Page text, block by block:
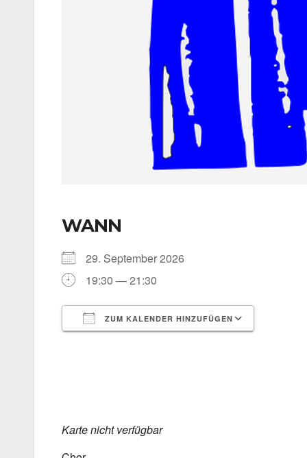
WANN
29. Sep­tem­ber 2026
19:30 — 21:30
ZUM KALENDER HINZUFÜGEN
Kar­te nicht ver­füg­bar